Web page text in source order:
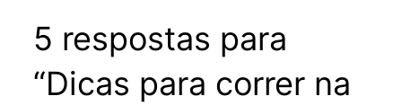
5 respostas para
“Dicas para correr na